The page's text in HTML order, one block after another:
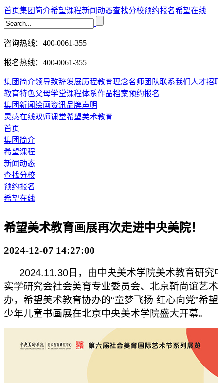
首页集团简介希望课程新闻动态查找分校预约报名希望在线
咨询热线：400-0061-355
报名热线：400-0061-355
集团简介领导致辞发展历程教育理念名师团队联系我们 人才招
教育特色父母学堂课程体系作品档案预约报名
集团新闻绘画资讯品牌声明
灵感在线双师课堂希望美术教育
首页
集团简介
希望课程
新闻动态
查找分校
预约报名
希望在线
希望美术教育画展再次走进中央美院！
2024-12-07 14:27:00
2024.11.30日，由中央美术学院美术教育研究
实学研究会社会美育专业委员会、北京靳尚谊艺
办，希望美术教育协办的“童梦飞扬 红心向党”希
少年儿童书画展在北京中央美术学院盛大开幕。